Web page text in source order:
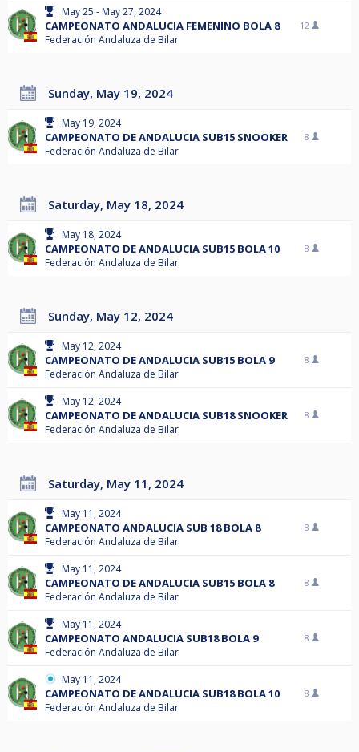
May 25 - May 27, 2024
CAMPEONATO ANDALUCIA FEMENINO BOLA 8
Federación Andaluza de Bilar
12
Sunday, May 19, 2024
May 19, 2024
CAMPEONATO DE ANDALUCIA SUB15 SNOOKER
Federación Andaluza de Bilar
8
Saturday, May 18, 2024
May 18, 2024
CAMPEONATO DE ANDALUCIA SUB15 BOLA 10
Federación Andaluza de Bilar
8
Sunday, May 12, 2024
May 12, 2024
CAMPEONATO DE ANDALUCIA SUB15 BOLA 9
Federación Andaluza de Bilar
8
May 12, 2024
CAMPEONATO DE ANDALUCIA SUB18 SNOOKER
Federación Andaluza de Bilar
8
Saturday, May 11, 2024
May 11, 2024
CAMPEONATO ANDALUCIA SUB 18 BOLA 8
Federación Andaluza de Bilar
8
May 11, 2024
CAMPEONATO DE ANDALUCIA SUB15 BOLA 8
Federación Andaluza de Bilar
8
May 11, 2024
CAMPEONATO ANDALUCIA SUB18 BOLA 9
Federación Andaluza de Bilar
8
May 11, 2024
CAMPEONATO DE ANDALUCIA SUB18 BOLA 10
Federación Andaluza de Bilar
8